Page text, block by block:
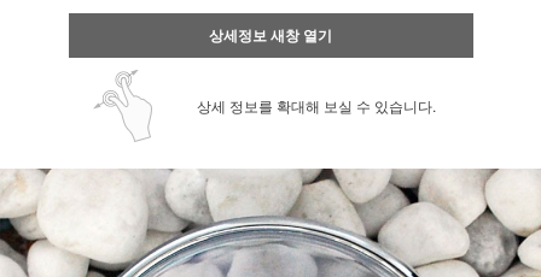
상세정보 새창 열기
상세 정보를 확대해 보실 수 있습니다.